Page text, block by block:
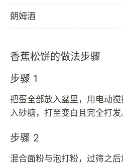
朗姆酒
香蕉松饼的做法步骤
步骤 1
把蛋全部放入盆里，用电动
入砂糖，打至变白且完全打
步骤 2
混合面粉与泡打粉，过筛之